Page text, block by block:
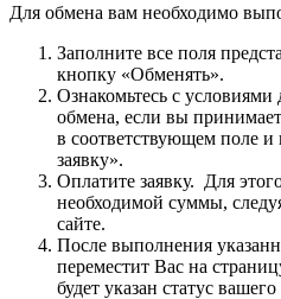
Для обмена вам необходимо
Заполните все поля
кнопку «Обменять».
Ознакомьтесь с условиями
обмена, если вы
в соответствующем поле
заявку».
Оплатите заявку. Для
необходимой суммы,
сайте.
После выполнения
переместит Вас на
будет указан статус